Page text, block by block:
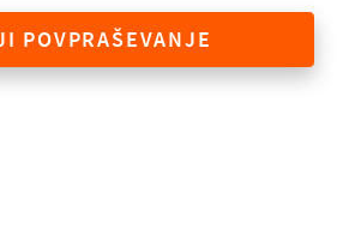
POVPRAŠEVANJE